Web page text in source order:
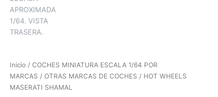
Inicio / COCHES MINIATURA ESCALA 1/64 POR
MARCAS / OTRAS MARCAS DE COCHES / HOT WHEELS
MASERATI SHAMAL